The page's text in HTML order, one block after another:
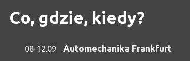
Co, gdzie, kiedy?
08-12.09 Automechanika Frankfurt